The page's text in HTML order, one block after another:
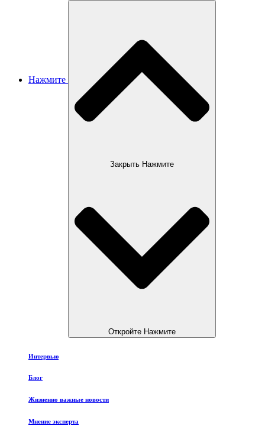
Нажмите
Закрыть Нажмите
Откройте Нажмите
Интервью
Блог
Жизненно важные новости
Мнение эксперта